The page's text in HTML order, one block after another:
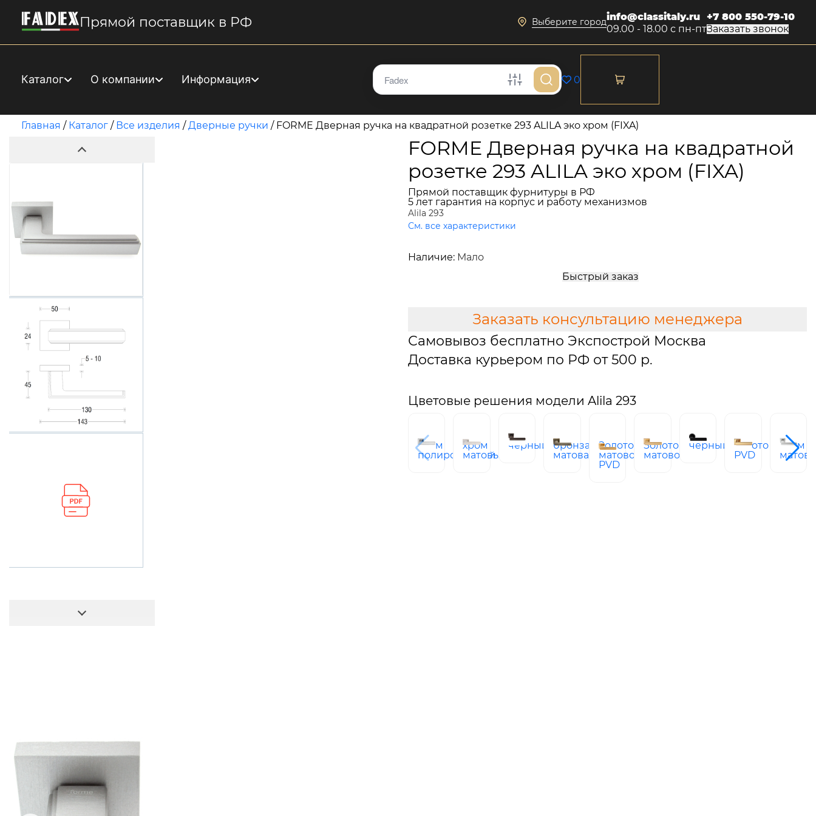
Прямой поставщик в РФ Выберите городinfo@classitaly.ru
09.00 - 18.00 с пн-пт
+7 800 550-79-10
Заказать звонок
Каталог О компании Информация 0
Главная / Каталог / Все изделия /Дверные ручки / FORME Дверная ручка на квадратной розетке 293 ALILA эко хром (FIXA)
FORME Дверная ручка на квадратной
розетке 293 ALILA эко хром (FIXA)
Прямой поставщик фурнитуры в РФ
5 лет гарантия на корпус и работу механизмов
Alila 293
См. все характеристики
Наличие: Мало
Быстрый заказ
Заказать консультацию менеджера
Самовывоз бесплатно Экспострой Москва
Доставка курьером по РФ от 500 р.
Цветовые решения модели Alila 293
хром
полированный
хром
матовый
черный
бронза
матовая
Золото
матовое
PVD
Золото
матовое
черный
золото
PVD
хром